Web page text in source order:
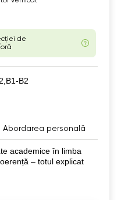
de
B1-B2
Abordarea personală
academice în limba
– totul explicat